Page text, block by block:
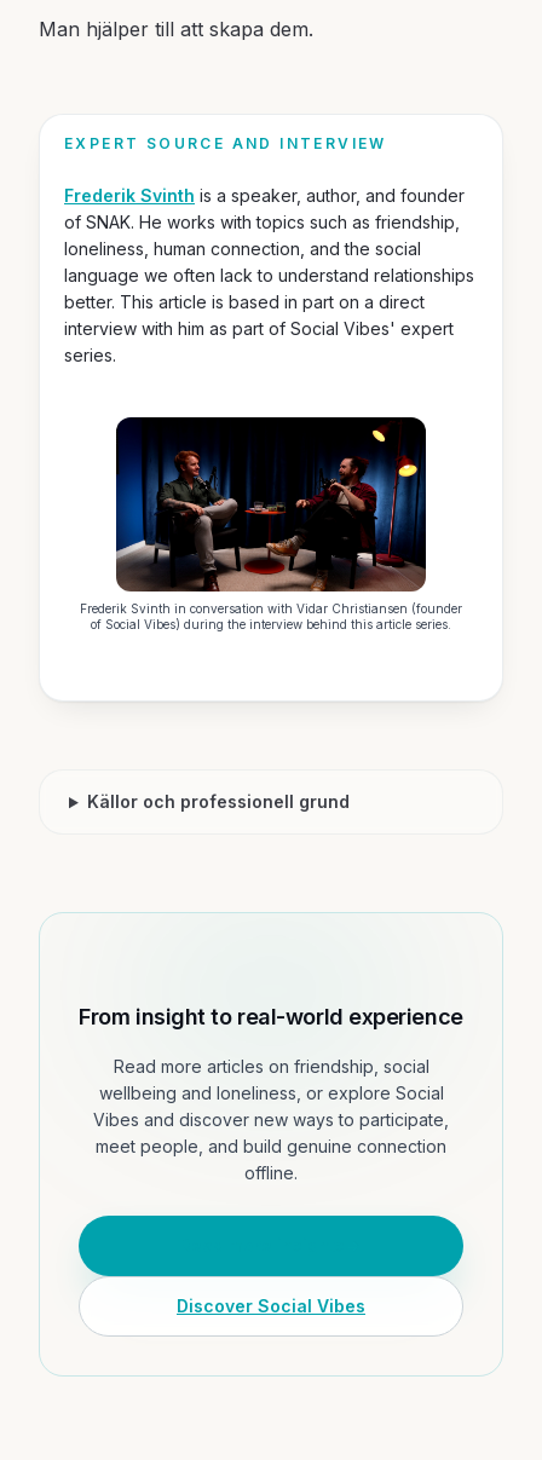
Man hjälper till att skapa dem.
EXPERT SOURCE AND INTERVIEW
Frederik Svinth is a speaker, author, and founder
of SNAK. He works with topics such as friendship,
loneliness, human connection, and the social
language we often lack to understand relationships
better. This article is based in part on a direct
interview with him as part of Social Vibes' expert
series.
Frederik Svinth in conversation with Vidar Christiansen (founder
of Social Vibes) during the interview behind this article series.
Källor och professionell grund
From insight to real-world experience
Read more articles on friendship, social
wellbeing and loneliness, or explore Social
Vibes and discover new ways to participate,
meet people, and build genuine connection
offline.
Discover Social Vibes